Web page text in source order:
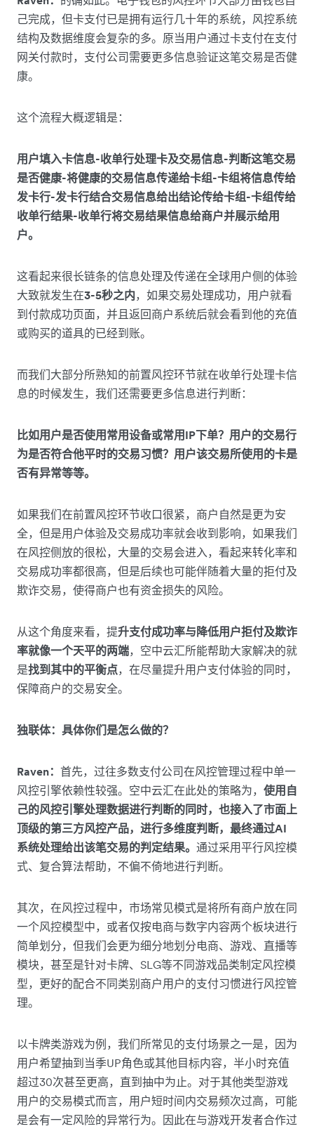
己完成，但卡支付已是拥有运行几十年的系统，风控系统
结构及数据维度会复杂的多。原当用户通过卡支付在支付
网关付款时，支付公司需要更多信息验证这笔交易是否健
康。
这个流程大概逻辑是：
用户填入卡信息-收单行处理卡及交易信息-判断这笔交易
是否健康-将健康的交易信息传递给卡组-卡组将信息传给
发卡行-发卡行结合交易信息给出结论传给卡组-卡组传给
收单行结果-收单行将交易结果信息给商户并展示给用
户。
这看起来很长链条的信息处理及传递在全球用户侧的体验
大致就发生在3-5秒之内，如果交易处理成功，用户就看
到付款成功页面，并且返回商户系统后就会看到他的充值
或购买的道具的已经到账。
而我们大部分所熟知的前置风控环节就在收单行处理卡信
息的时候发生，我们还需要更多信息进行判断：
比如用户是否使用常用设备或常用IP下单？用户的交易行
为是否符合他平时的交易习惯？用户该交易所使用的卡是
否有异常等等。
如果我们在前置风控环节收口很紧，商户自然是更为安
全，但是用户体验及交易成功率就会收到影响，如果我们
在风控侧放的很松，大量的交易会进入，看起来转化率和
交易成功率都很高，但是后续也可能伴随着大量的拒付及
欺诈交易，使得商户也有资金损失的风险。
从这个角度来看，提升支付成功率与降低用户拒付及欺诈
率就像一个天平的两端，空中云汇所能帮助大家解决的就
是找到其中的平衡点，在尽量提升用户支付体验的同时，
保障商户的交易安全。
独联体：具体你们是怎么做的？
Raven： 首先，过往多数支付公司在风控管理过程中单一
风控引擎依赖性较强。空中云汇在此处的策略为， 使用自
己的风控引擎处理数据进行判断的同时，也接入了市面上
顶级的第三方风控产品，进行多维度判断，最终通过AI
系统处理给出该笔交易的判定结果。 通过采用平行风控模
式、复合算法帮助，不偏不倚地进行判断。
其次，在风控过程中，市场常见模式是将所有商户放在同
一个风控模型中，或者仅按电商与数字内容两个板块进行
简单划分，但我们会更为细分地划分电商、游戏、直播等
模块，甚至是针对卡牌、SLG等不同游戏品类制定风控模
型，更好的配合不同类别商户用户的支付习惯进行风控管
理。
以卡牌类游戏为例，我们所常见的支付场景之一是，因为
用户希望抽到当季UP角色或其他目标内容，半小时充值
超过30次甚至更高，直到抽中为止。对于其他类型游戏
用户的交易模式而言，用户短时间内交易频次过高，可能
是会有一定风险的异常行为。因此在与游戏开发者合作过